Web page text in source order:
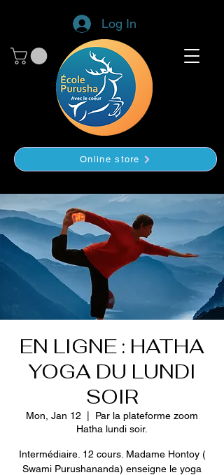
Log In
Online store
EN LIGNE : HATHA
YOGA DU LUNDI
SOIR
Mon, Jan 12
Par la plateforme zoom
Hatha lundi soir.
Intermédiaire. 12 cours. Madame Hontoy (
Swami Purushananda) enseigne le yoga